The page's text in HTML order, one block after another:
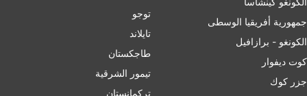
جمهورية أفريقيا الوسطى
الكونغو - برازافيل
كوت ديفوار
جزر كوك
توجو
تايلاند
طاجكستان
تيمور الشرقية
تركمانستان